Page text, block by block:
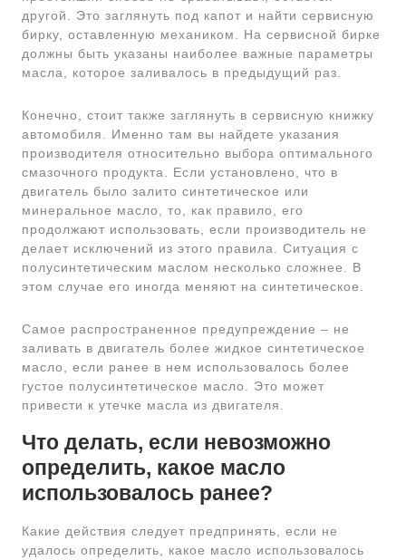
другой. Это заглянуть под капот и найти сервисную
бирку, оставленную механиком. На сервисной бирке
должны быть указаны наиболее важные параметры
масла, которое заливалось в предыдущий раз.
Конечно, стоит также заглянуть в сервисную книжку
автомобиля. Именно там вы найдете указания
производителя относительно выбора оптимального
смазочного продукта. Если установлено, что в
двигатель было залито синтетическое или
минеральное масло, то, как правило, его
продолжают использовать, если производитель не
делает исключений из этого правила. Ситуация с
полусинтетическим маслом несколько сложнее. В
этом случае его иногда меняют на синтетическое.
Самое распространенное предупреждение – не
заливать в двигатель более жидкое синтетическое
масло, если ранее в нем использовалось более
густое полусинтетическое масло. Это может
привести к утечке масла из двигателя.
Что делать, если невозможно
определить, какое масло
использовалось ранее?
Какие действия следует предпринять, если не
удалось определить, какое масло использовалось